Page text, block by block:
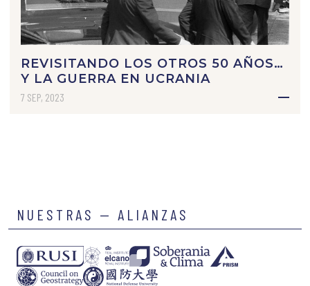
REVISITANDO LOS OTROS 50 AÑOS…
Y LA GUERRA EN UCRANIA
7 SEP, 2023
NUESTRAS — ALIANZAS